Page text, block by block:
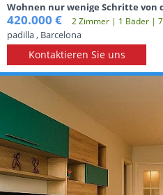
Wohnen nur wenige Schritte von
420.000 € 2 Zimmer | 1 Вäder |
padilla , Barcelona
Kontaktieren Sie uns